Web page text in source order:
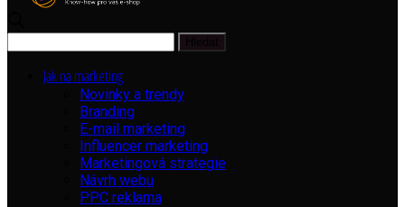
Jak na marketing
Novinky a trendy
Branding
E-mail marketing
Influencer marketing
Marketingová strategie
Návrh webu
PPC reklama